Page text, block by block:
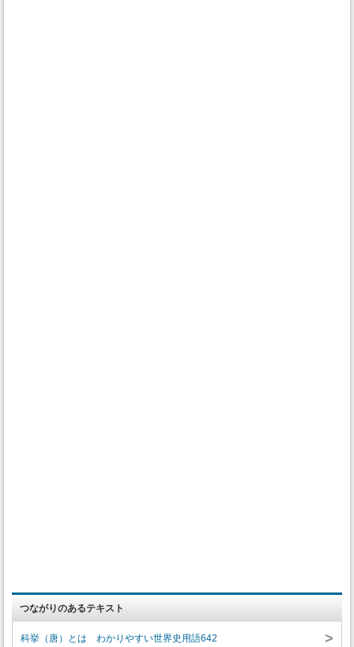
つながりのあるテキスト
科挙（唐）とは わかりやすい世界史用語642 >